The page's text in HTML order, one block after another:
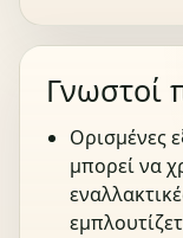
Γνωστοί
Ορισμένες
μπορεί να